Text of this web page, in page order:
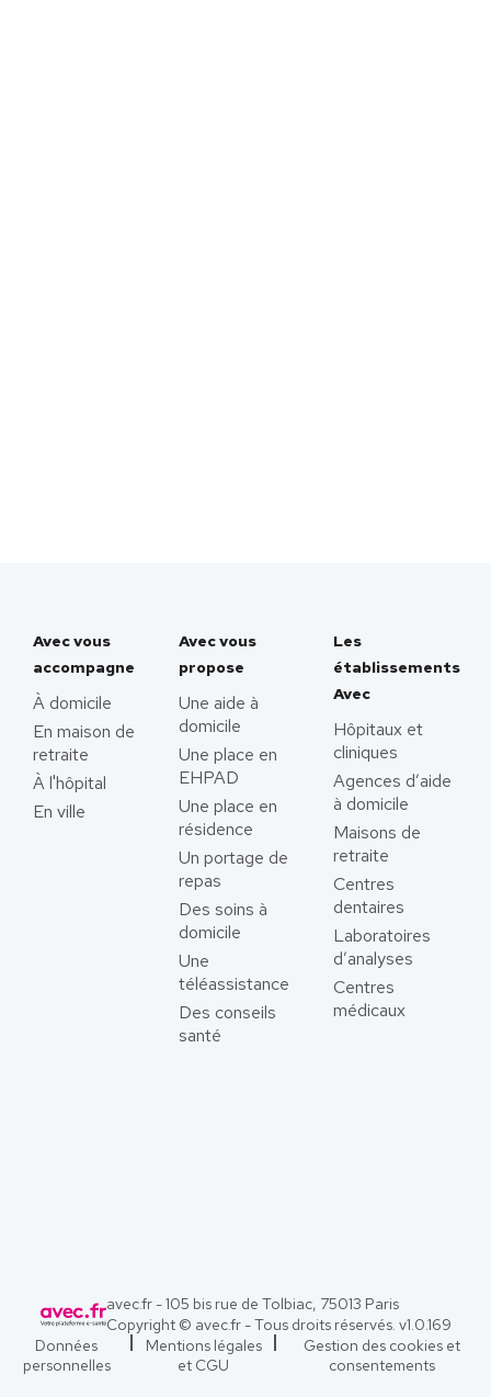
Avec vous
accompagne
À domicile
En maison de
retraite
À l'hôpital
En ville
Avec vous
propose
Une aide à
domicile
Une place en
EHPAD
Une place en
résidence
Un portage de
repas
Des soins à
domicile
Une
téléassistance
Des conseils
santé
Les
établissements
Avec
Hôpitaux et
cliniques
Agences d’aide
à domicile
Maisons de
retraite
Centres
dentaires
Laboratoires
d’analyses
Centres
médicaux
avec.fr - 105 bis rue de Tolbiac, 75013 Paris
Copyright © avec.fr - Tous droits réservés. v1.0.169
Données
personnelles
Mentions légales
et CGU
Gestion des cookies et
consentements